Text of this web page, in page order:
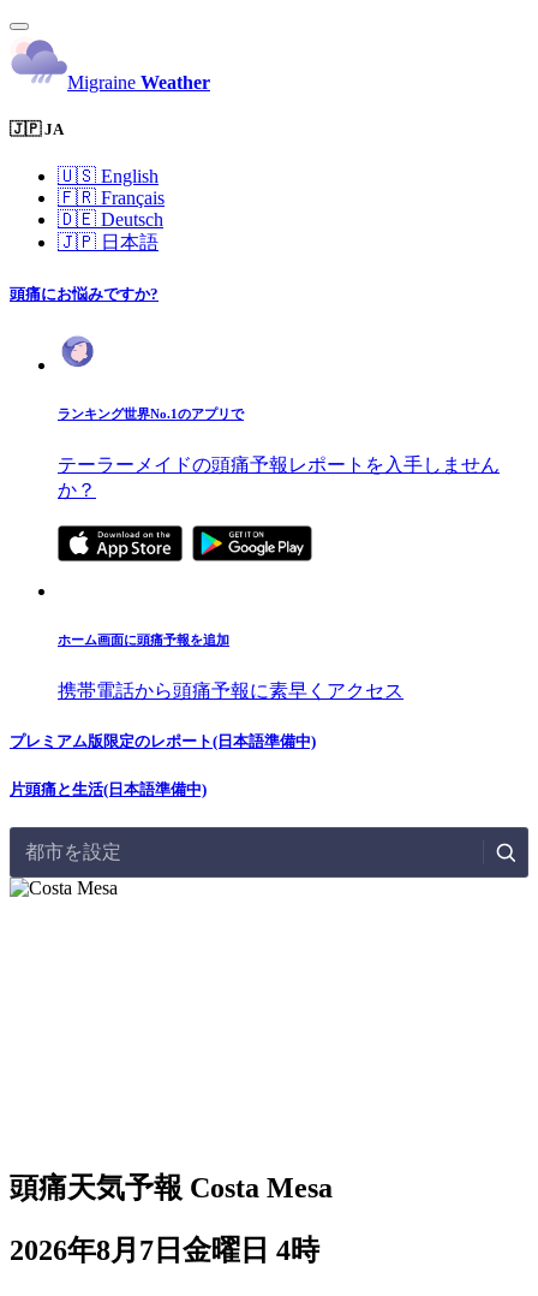
Migraine Weather
🇯🇵 JA
🇺🇸 English
🇫🇷 Français
🇩🇪 Deutsch
🇯🇵 日本語
頭痛にお悩みですか?
ランキング世界No.1のアプリで
テーラーメイドの頭痛予報レポートを入手しません
か？
ホーム画面に頭痛予報を追加
携帯電話から頭痛予報に素早くアクセス
プレミアム版限定のレポート(日本語準備中)
片頭痛と生活(日本語準備中)
都市を設定
頭痛天気予報 Costa Mesa
2026年8月7日金曜日 4時